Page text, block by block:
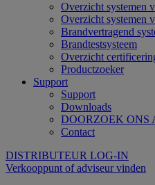
Overzicht systemen
Overzicht systemen
Brandvertragend
Brandtestsysteem
Overzicht
Productzoeker
Support
Support
Downloads
DOORZOEK ONS
Contact
DISTRIBUTEUR LOG-IN
Verkooppunt of adviseur vinden